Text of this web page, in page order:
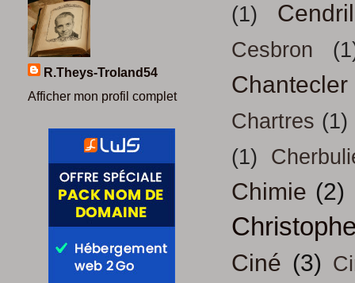
(1)
Cesbron
Chantecler
Chartres (1)
(1)
Chimie (2)
Ciné (3)
R.Theys-Troland54
Afficher mon profil complet